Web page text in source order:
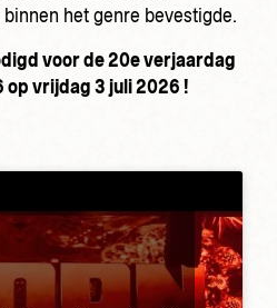
het genre bevestigde.
voor de 20e verjaardag
op vrijdag 3 juli 2026 !